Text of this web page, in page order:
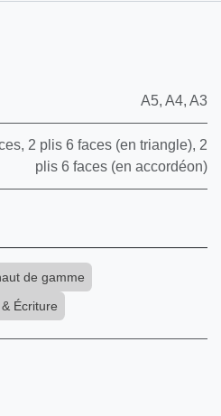
A5, A4, A3
, 2 plis 6 faces (en triangle), 2
plis 6 faces (en accordéon)
de gamme
Écriture